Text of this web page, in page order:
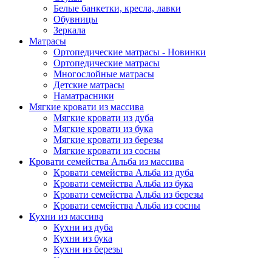
Белые банкетки, кресла, лавки
Обувницы
Зеркала
Матрасы
Ортопедические матрасы - Новинки
Ортопедические матрасы
Многослойные матрасы
Детские матрасы
Наматрасники
Мягкие кровати из массива
Мягкие кровати из дуба
Мягкие кровати из бука
Мягкие кровати из березы
Мягкие кровати из сосны
Кровати семейства Альба из массива
Кровати семейства Альба из дуба
Кровати семейства Альба из бука
Кровати семейства Альба из березы
Кровати семейства Альба из сосны
Кухни из массива
Кухни из дуба
Кухни из бука
Кухни из березы